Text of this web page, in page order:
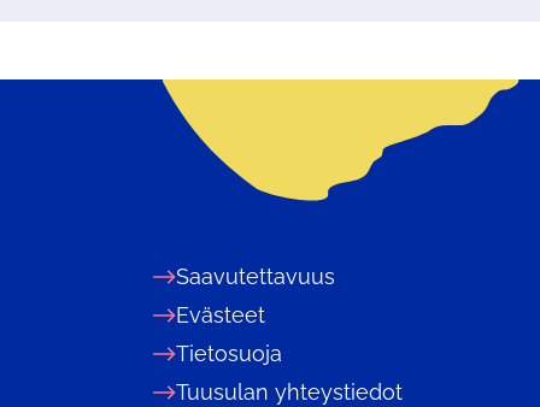
Saavutettavuus
Evästeet
Tietosuoja
Tuusulan yhteystiedot